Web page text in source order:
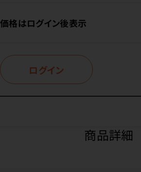
価格はログイン後表示
ログイン
商品詳細